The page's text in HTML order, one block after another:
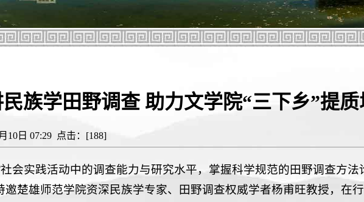
族学田野调查 助力文学院“三下乡”提质
10日 07:29 点击：[188]
会实践活动中的调查能力与研究水平，掌握科学规范的田野调查方法
楚雄师范学院资深民族学专家、田野调查权威学者杨甫旺教授，在